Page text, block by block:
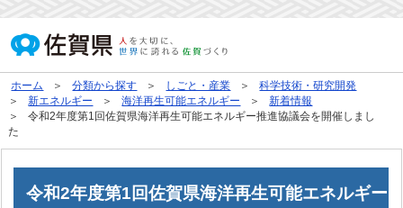
ホーム 分類から探す しごと・産業
科学技術・研究開発
新エネルギー
海洋再生可能エネルギー
新着情報
令和2年度第1回佐賀県海洋再生可能エネルギー推進協議会を開催しまし
た
令和2年度第1回佐賀県海洋再生可能エネルギー